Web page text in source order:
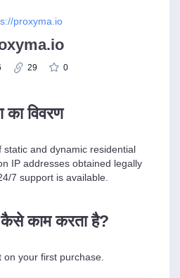
proxyma.io
29 0
का विवरण
static and dynamic residential
IP addresses obtained legally
7 support is available.
कैसे काम करता है?
on your first purchase.